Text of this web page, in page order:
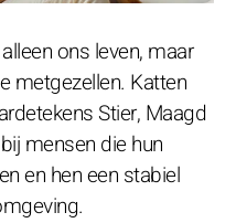
ons leven, maar
metgezellen. Katten
Stier, Maagd
mensen die hun
en hen een stabiel